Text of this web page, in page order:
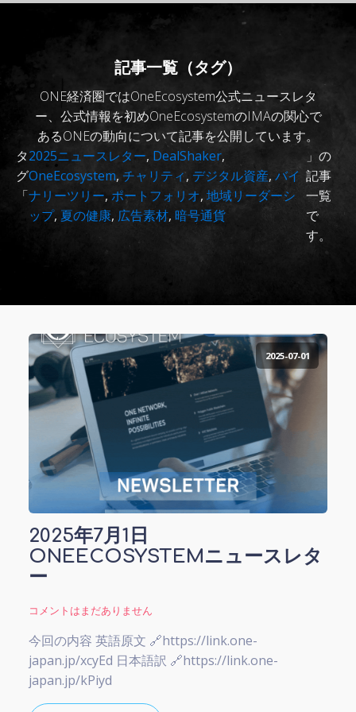
記事一覧（タグ）
ONE経済圏ではOneEcosystem公式ニュースレタ
ー、公式情報を初めOneEcosystemのIMAの関心で
あるONEの動向について記事を公開しています。
タ
グ
「
2025ニュースレター, DealShaker,
OneEcosystem, チャリティ, デジタル資産, バイ
ナリーツリー, ポートフォリオ, 地域リーダーシ
ップ, 夏の健康, 広告素材, 暗号通貨
」の
記事
一覧
で
す。
2025-07-01
2025年7月1日
ONEECOSYSTEMニュースレタ
ー
コメントはまだありません
今回の内容 英語原文 🔗https://link.one-
japan.jp/xcyEd 日本語訳 🔗https://link.one-
japan.jp/kPiyd